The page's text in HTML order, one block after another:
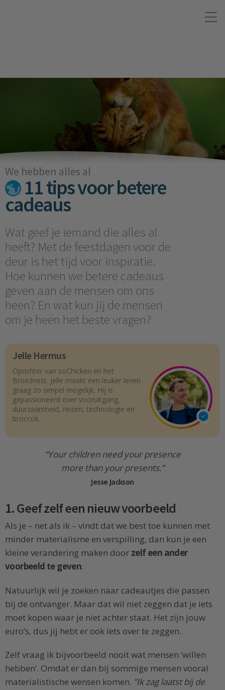
We hebben alles al
11 tips voor betere
cadeaus
Wat geef je iemand die alles al
heeft? Met de feestdagen voor de
deur is het tijd voor inspiratie.
Hoe kunnen we betere cadeaus
geven aan de mensen om ons
heen? En wat kun jij de mensen
om je heen het beste vragen?
Jelle Hermus
Oprichter van soChicken en het
Broednest. Jelle maakt een leuker leven
graag zo simpel mogelijk. Hij is
gepassioneerd over vooruitgang,
duurzaamheid, reizen, technologie en
broccoli.
“Your children need your presence
more than your presents.”
Jesse Jackson
1. Geef zelf een nieuw voorbeeld
Als je – net als ik – vindt dat we best toe kunnen met
minder materialisme en verspilling, dan kun je een
kleine verandering maken door zelf een ander
voorbeeld te geven.
Natuurlijk wil je zoeken naar cadeautjes die passen
bij de ontvanger. Maar dat wil niet zeggen dat je iets
moet kopen waar je niet achter staat. Het zijn jouw
euro’s, dus jij hebt er ook iets over te zeggen.
Zelf vraag ik bijvoorbeeld nooit wat mensen ‘willen
hebben’. Omdat er dan bij sommige mensen vooral
materialistische wensen komen. ”Ik zag laatst bij de